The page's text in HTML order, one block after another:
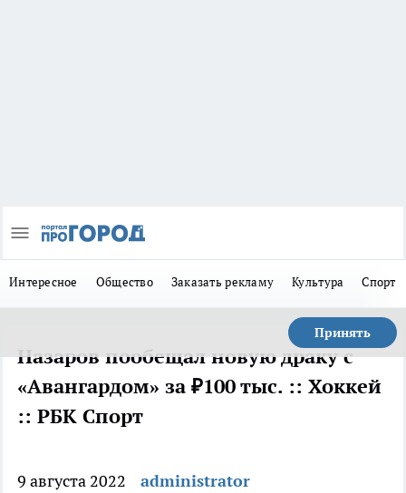
Интересное Общество Заказать рекламу Культура Спорт
Принять
Назаров пообещал новую драку с
«Авангардом» за ₽100 тыс. :: Хоккей
:: РБК Спорт
9 августа 2022 administrator